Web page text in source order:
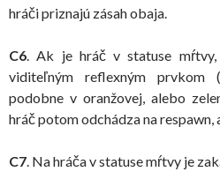
hráči priznajú zásah obaja.
C6. Ak je hráč v statuse
viditeľným reflexným prvkom
podobne v oranžovej, alebo
hráč potom odchádza na respawn,
C7. Na hráča v statuse mŕtvy je